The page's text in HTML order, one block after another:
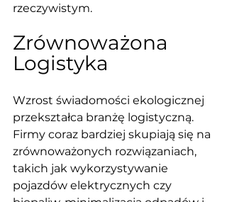
rzeczywistym.
Zrównoważona
Logistyka
Wzrost świadomości ekologicznej
przekształca branżę logistyczną.
Firmy coraz bardziej skupiają się na
zrównoważonych rozwiązaniach,
takich jak wykorzystywanie
pojazdów elektrycznych czy